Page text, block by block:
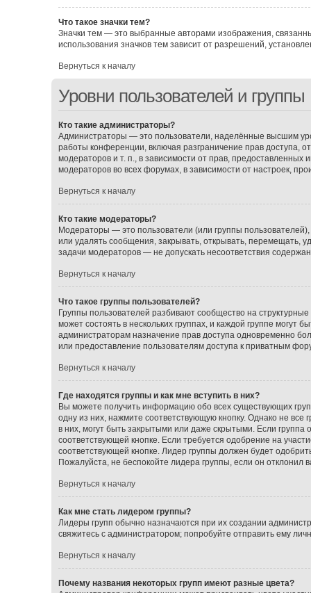
Что такое значки тем?
Значки тем — это выбранные авторами изображения,
использования значков тем зависит от разрешений,
Вернуться к началу
Уровни пользователей и группы
Кто такие администраторы?
Администраторы — это пользователи, наделённые высшим
работы конференции, включая разграничение прав доступа,
модераторов и т. п., в зависимости от прав,
модераторов во всех форумах, в зависимости от настроек,
Вернуться к началу
Кто такие модераторы?
Модераторы — это пользователи (или группы
или удалять сообщения, закрывать, открывать, перемещать,
задачи модераторов — не допускать несоответствия
Вернуться к началу
Что такое группы пользователей?
Группы пользователей разбивают сообщество на
может состоять в нескольких группах, и каждой группе могут
администраторам назначение прав доступа одновременно
или предоставление пользователям доступа к приватным
Вернуться к началу
Где находятся группы и как мне вступить в них?
Вы можете получить информацию обо всех существующих
одну из них, нажмите соответствующую кнопку. Однако не
в них, могут быть закрытыми или даже скрытыми. Если
соответствующей кнопке. Если требуется одобрение на
соответствующей кнопке. Лидер группы должен будет
Пожалуйста, не беспокойте лидера группы, если он отклонил
Вернуться к началу
Как мне стать лидером группы?
Лидеры групп обычно назначаются при их создании
свяжитесь с администратором; попробуйте отправить ему
Вернуться к началу
Почему названия некоторых групп имеют разные цвета?